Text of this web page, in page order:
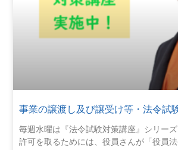
事業の譲渡し及び譲受け等・法令試
毎週水曜は『法令試験対策講座』シリー
許可を取るためには、役員さんが「役員